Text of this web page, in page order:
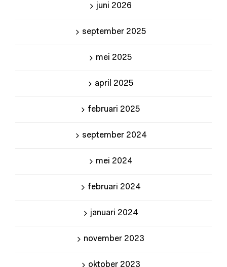
juni 2026
september 2025
mei 2025
april 2025
februari 2025
september 2024
mei 2024
februari 2024
januari 2024
november 2023
oktober 2023